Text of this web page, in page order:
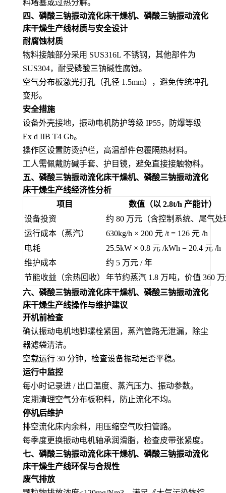
料堵塞或过热分解。
四、 磷酸三钠振动流化床干燥机、磷酸三钠振动流化
床干燥生产线材质与安全设计
耐腐蚀材质
物料接触部分采用 SUS316L 不锈钢，其他部件为
SUS304，耐受磷酸三钠碱性腐蚀。
空气分布板激光打孔（孔径 1.5mm），避免传统冲孔
变形。
安全措施
设备外壳接地，振动电机防护等级 IP55，防爆等级
Ex d IIB T4 Gb。
操作区设置防烫护栏，高温部件包覆隔热材料。
工人需佩戴防碱手套、护目镜，避免直接接触物料。
五、 磷酸三钠振动流化床干燥机、磷酸三钠振动流化
床干燥生产线经济性分析
项目
数值（以 2.8t/h 产能计）
设备投资
约 80 万元（含控制系统、尾气处
运行成本（蒸汽）
630kg/h × 200 元 /t = 126 元 /h
电耗
25.5kW × 0.8 元 /kWh = 20.4 元 /h
维护成本
约 5 万元 / 年
节能收益（余热回收）
年节约蒸汽 1.8 万吨，价值 360
六、 磷酸三钠振动流化床干燥机、磷酸三钠振动流化
床干燥生产线操作与维护建议
开机前检查
确认振动电机地脚螺栓紧固，蒸汽管路无泄漏，除尘
器滤袋清洁。
空载运行 30 分钟，检查设备振动是否平稳。
运行中监控
每小时记录进 / 出口温度、蒸汽压力、振动参数。
定期清理空气分布板积料，防止流化不均。
停机后维护
排空流化床内余料，用压缩空气吹扫管路。
每季度更换振动电机轴承润滑脂，检查皮带张紧度。
七、 磷酸三钠振动流化床干燥机、磷酸三钠振动流化
床干燥生产线环保与合规性
废气排放